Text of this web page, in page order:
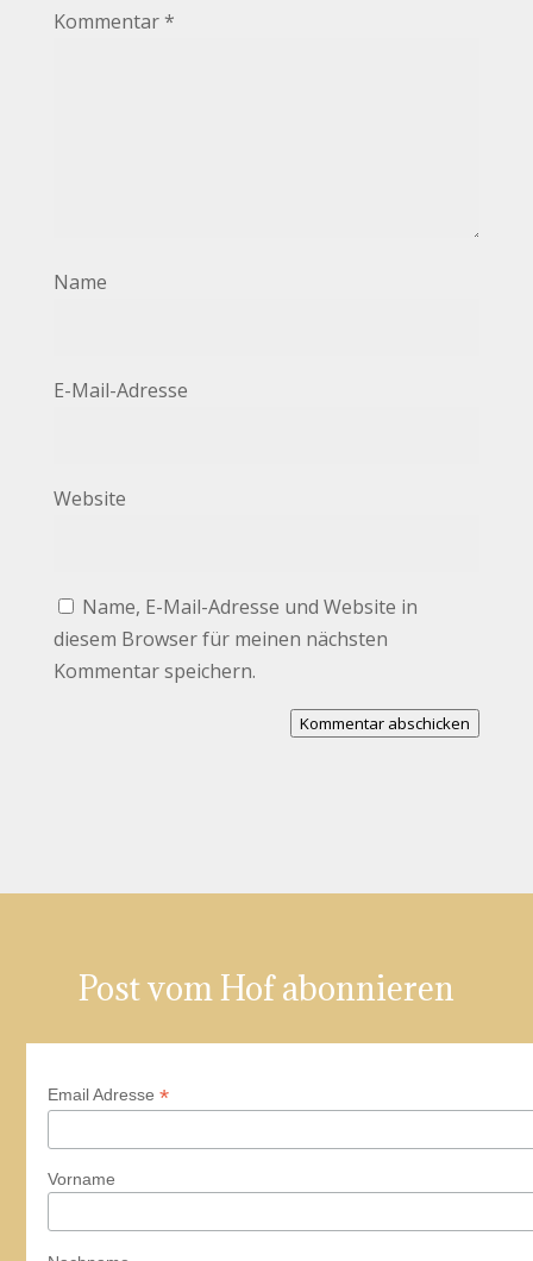
Kommentar*
Name
E-Mail-Adresse
Website
Name, E-Mail-Adresse und Website in
diesem Browser für meinen nächsten
Kommentar speichern.
Kommentar abschicken
Post vom Hof abonnieren
Email Adresse*
Vorname